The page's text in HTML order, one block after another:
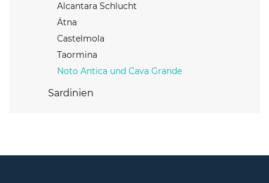
Alcantara Schlucht
Ätna
Castelmola
Taormina
Noto Antica und Cava Grande
Sardinien